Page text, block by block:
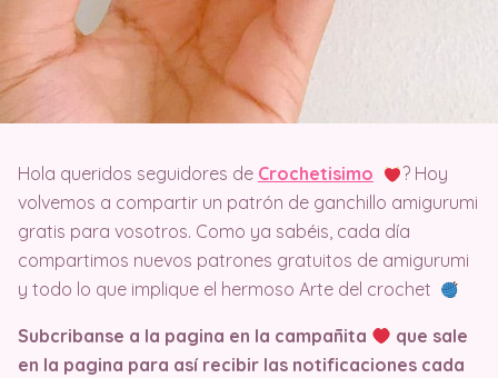
Hola queridos seguidores de Crochetisimo
? Hoy
volvemos a compartir un patrón de ganchillo amigurumi
gratis para vosotros. Como ya sabéis, cada día
compartimos nuevos patrones gratuitos de amigurumi
y todo lo que implique el hermoso Arte del crochet
Subcribanse a la pagina en la campañita
que sale
en la pagina para así recibir las notificaciones cada